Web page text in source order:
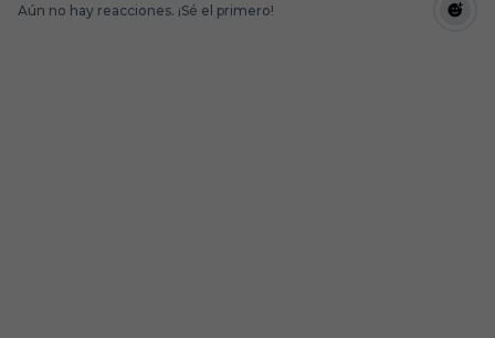
Aún no hay reacciones. ¡Sé el primero!